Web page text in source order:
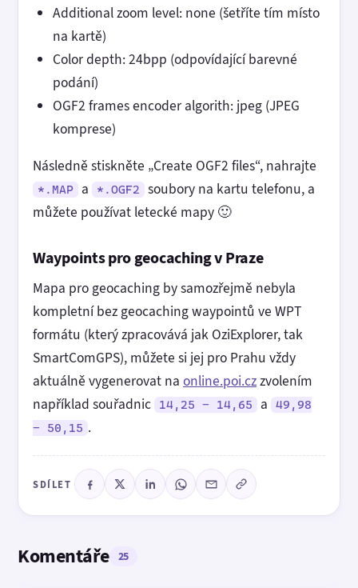
Additional zoom level: none (šetříte tím místo
na kartě)
Color depth: 24bpp (odpovídající barevné
podání)
OGF2 frames encoder algorith: jpeg (JPEG
komprese)
Následně stiskněte „Create OGF2 files“, nahrajte
*.MAP a *.OGF2
soubory na kartu telefonu, a
můžete používat letecké mapy 🙂
Waypoints pro geocaching v Praze
Mapa pro geocaching by samozřejmě nebyla
kompletní bez geocaching waypointů ve WPT
formátu (který zpracovává jak OziExplorer, tak
SmartComGPS), můžete si jej pro Prahu vždy
aktuálně vygenerovat na online.poi.czzvolením
například souřadnic
14,25 - 14,65 a
49,98
- 50,15 .
SDÍLET
Komentáře 25